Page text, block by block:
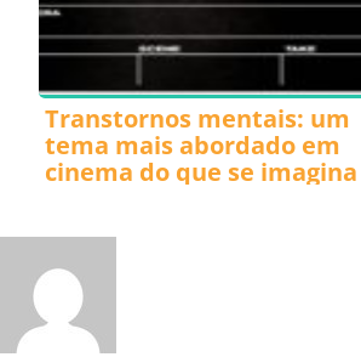
Transtornos mentais: um
tema mais abordado em
cinema do que se imagina